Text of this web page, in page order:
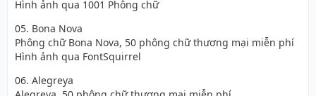
Hình ảnh qua 1001 Phông chữ
05. Bona Nova
Phông chữ Bona Nova, 50 phông chữ thương mại miễn phí
Hình ảnh qua FontSquirrel
06. Alegreya